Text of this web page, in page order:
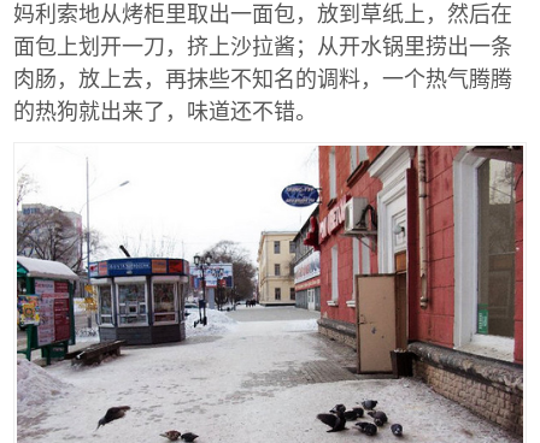
妈利索地从烤柜里取出一面包，放到草纸上，然后在
面包上划开一刀，挤上沙拉酱；从开水锅里捞出一条
肉肠，放上去，再抹些不知名的调料，一个热气腾腾
的热狗就出来了，味道还不错。